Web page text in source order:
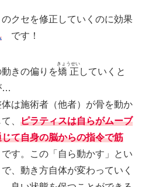
クセを修正していくのに効果
です！
きの偏りを矯正
きょうせい
していくと
…
は施術者（他者）が骨を動か
、 ピラティスは自らがムーブ
て自身の脳からの指令で筋
です。この「自ら動かす」とい
、動き方自体が変わっていく